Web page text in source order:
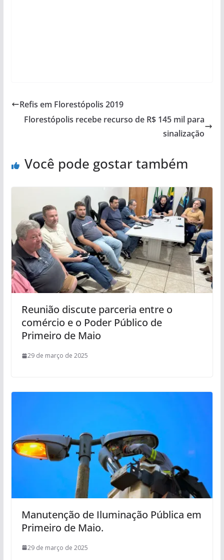
Refis em Florestópolis 2019
Florestópolis recebe recurso de R$ 145 mil para
sinalização
Você pode gostar também
Reunião discute parceria entre o
comércio e o Poder Público de
Primeiro de Maio
29 de março de 2025
Manutenção de Iluminação Pública em
Primeiro de Maio.
29 de março de 2025